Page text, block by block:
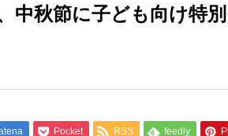
中秋節に子ども向け特
Pocket RSS feedly